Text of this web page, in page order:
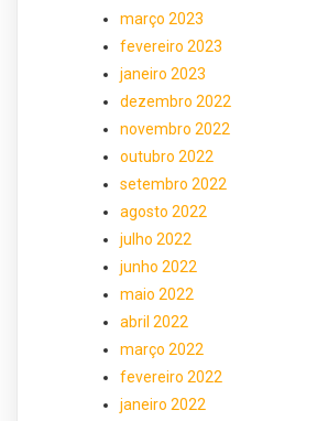
março 2023
fevereiro 2023
janeiro 2023
dezembro 2022
novembro 2022
outubro 2022
setembro 2022
agosto 2022
julho 2022
junho 2022
maio 2022
abril 2022
março 2022
fevereiro 2022
janeiro 2022